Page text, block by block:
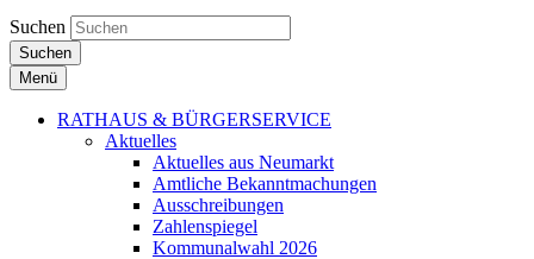
Suchen
Suchen
Menü
RATHAUS & BÜRGERSERVICE
Aktuelles
Aktuelles aus Neumarkt
Amtliche Bekanntmachungen
Ausschreibungen
Zahlenspiegel
Kommunalwahl 2026